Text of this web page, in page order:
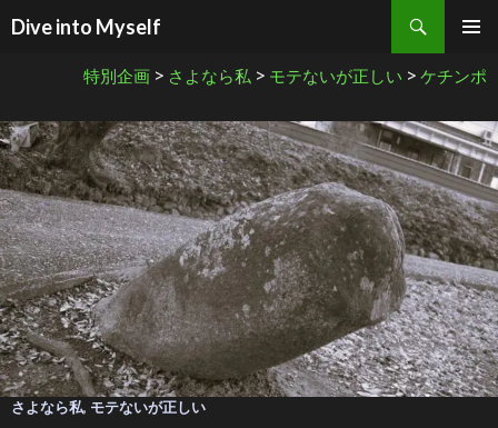
Dive into Myself
検索
特別企画 > さよなら私 > モテないが正しい > ケチンポ
さよなら私, モテないが正しい